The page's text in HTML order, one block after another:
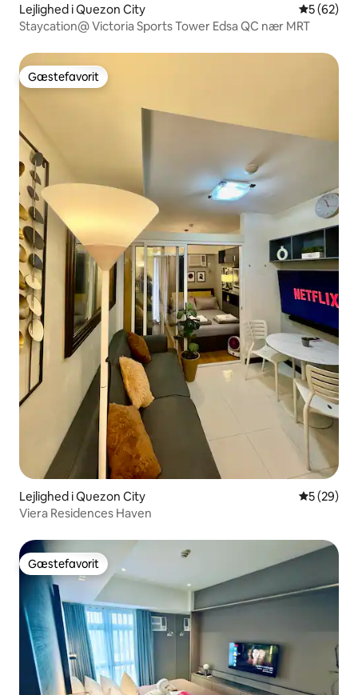
Lejlighed i Quezon City 5 ud af 5 i
5 (62)
Staycation@ Victoria Sports Tower Edsa QC nær MRT
Gæstefavorit
Gæstefavorit
Lejlighed i Quezon City 5 ud af 5 i
5 (29)
Viera Residences Haven
Gæstefavorit
Gæstefavorit